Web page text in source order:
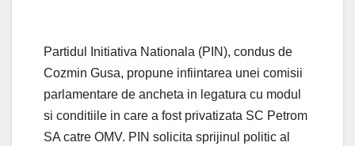
Partidul Initiativa Nationala (PIN), condus de
Cozmin Gusa, propune infiintarea unei comisii
parlamentare de ancheta in legatura cu modul
si conditiile in care a fost privatizata SC Petrom
SA catre OMV. PIN solicita sprijinul politic al